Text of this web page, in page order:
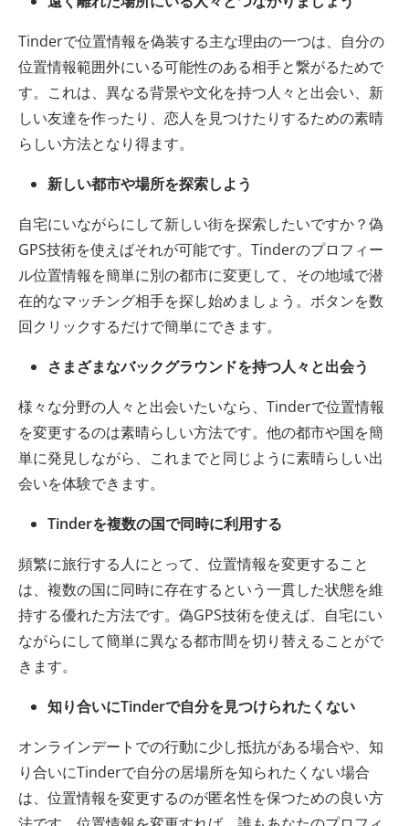
Tinderで位置情報を偽装する主な理由の一つは、自分の
位置情報範囲外にいる可能性のある相手と繋がるためで
す。これは、異なる背景や文化を持つ人々と出会い、新
しい友達を作ったり、恋人を見つけたりするための素晴
らしい方法となり得ます。
新しい都市や場所を探索しよう
自宅にいながらにして新しい街を探索したいですか？偽
GPS技術を使えばそれが可能です。Tinderのプロフィー
ル位置情報を簡単に別の都市に変更して、その地域で潜
在的なマッチング相手を探し始めましょう。ボタンを数
回クリックするだけで簡単にできます。
さまざまなバックグラウンドを持つ人々と出会う
様々な分野の人々と出会いたいなら、Tinderで位置情報
を変更するのは素晴らしい方法です。他の都市や国を簡
単に発見しながら、これまでと同じように素晴らしい出
会いを体験できます。
Tinderを複数の国で同時に利用する
頻繁に旅行する人にとって、位置情報を変更すること
は、複数の国に同時に存在するという一貫した状態を維
持する優れた方法です。偽GPS技術を使えば、自宅にい
ながらにして簡単に異なる都市間を切り替えることがで
きます。
知り合いにTinderで自分を見つけられたくない
オンラインデートでの行動に少し抵抗がある場合や、知
り合いにTinderで自分の居場所を知られたくない場合
は、位置情報を変更するのが匿名性を保つための良い方